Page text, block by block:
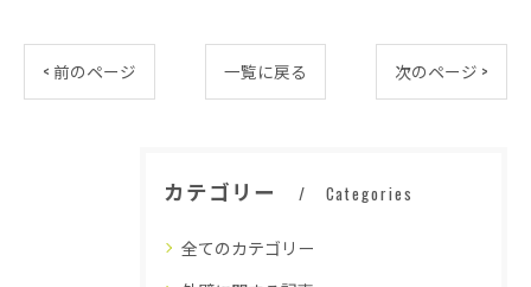
< 前のページ 一覧に戻る 次のページ >
カテゴリー Categories
全てのカテゴリー